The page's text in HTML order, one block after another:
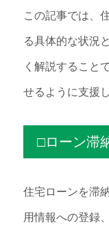
この記事では、
る具体的な状況
く解説すること
せるように支援
□ローン滞
住宅ローンを滞
用情報への登録